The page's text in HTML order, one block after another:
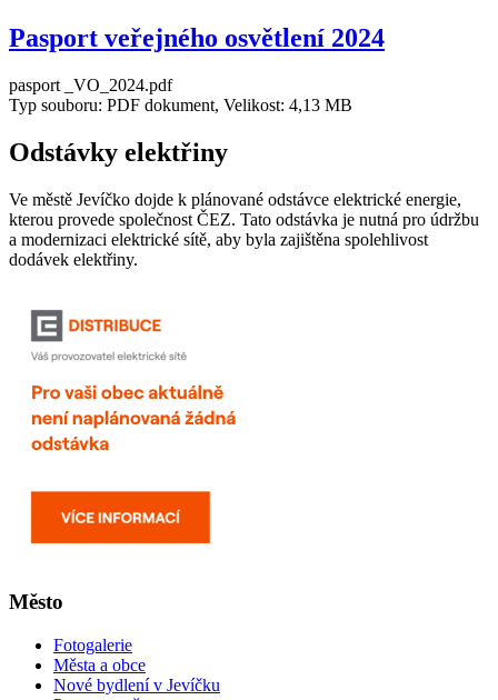
Pasport veřejného osvětlení 2024
pasport _VO_2024.pdf
Typ souboru: PDF dokument, Velikost: 4,13 MB
Odstávky elektřiny
Ve městě Jevíčko dojde k plánované odstávce elektrické energie,
kterou provede společnost ČEZ. Tato odstávka je nutná pro údržbu
a modernizaci elektrické sítě, aby byla zajištěna spolehlivost
dodávek elektřiny.
Město
Fotogalerie
Města a obce
Nové bydlení v Jevíčku